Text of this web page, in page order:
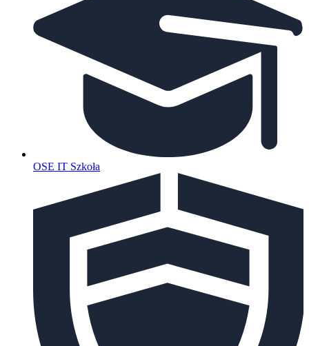
OSE IT Szkoła